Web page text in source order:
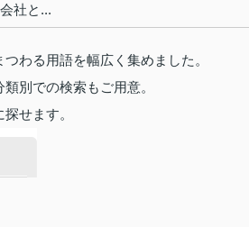
社と...
わる用語を幅広く集めました。
別での検索もご用意。
せます。